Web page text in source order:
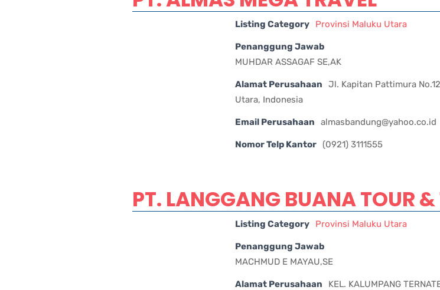
Listing Category Provinsi Maluku Utara
Penanggung Jawab
MUHDAR ASSAGAF SE,AK
Alamat Perusahaan
Jl. Kapitan Pattimura
Utara, Indonesia
Email Perusahaan almasbandung@yahoo.co.id
Nomor Telp Kantor (0921) 3111555
PT. LANGGANG BUANA TOUR &
Listing Category Provinsi Maluku Utara
Penanggung Jawab
MACHMUD E MAYAU,SE
Alamat Perusahaan KEL. KALUMPANG